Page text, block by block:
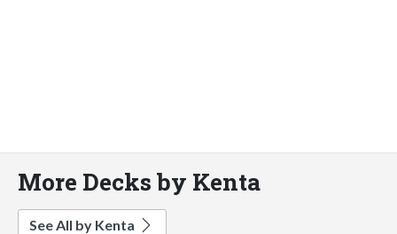
More Decks by Kenta
See All by Kenta